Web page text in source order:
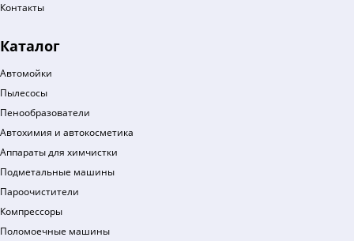
Контакты
Каталог
Автомойки
Пылесосы
Пенообразователи
Автохимия и автокосметика
Аппараты для химчистки
Подметальные машины
Пароочистители
Компрессоры
Поломоечные машины